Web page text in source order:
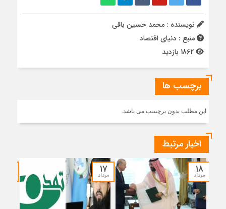
نویسنده : محمد حسین باقی
منبع : دنیای اقتصاد
برچسب ها
این مطلب بدون برچسب می باشد.
اخبار مرتبط
۱۸
مرداد ۱۷
مرداد